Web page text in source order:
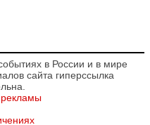
в России и в мире
сайта гиперссылка